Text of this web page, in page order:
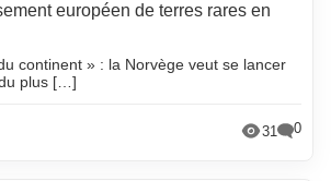
européen de terres rares en
continent » : la Norvège veut se lancer
plus […]
31 0